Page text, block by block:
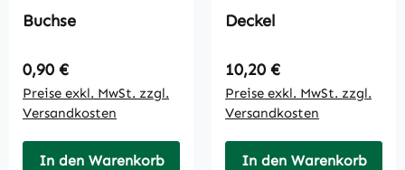
Buchse
Regulärer Preis:
0,90 €
Preise exkl. MwSt. zzgl.
Versandkosten
In den Warenkorb
Deckel
Regulärer Preis:
10,20 €
Preise exkl. MwSt. zzgl.
Versandkosten
In den Warenkorb